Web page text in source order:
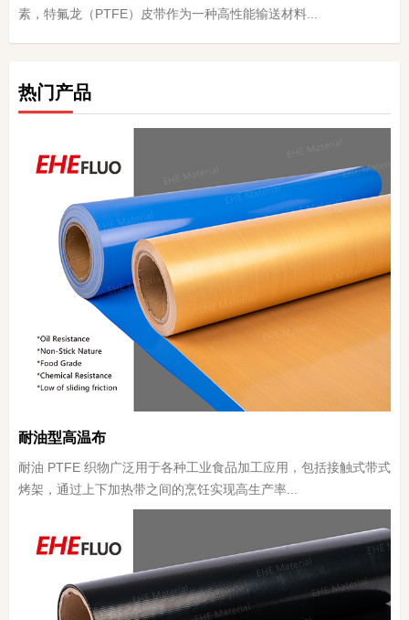
素，特氟龙（PTFE）皮带作为一种高性能输送材料...
热门产品
耐油型高温布
耐油 PTFE 织物广泛用于各种工业食品加工应用，包括接触式带式
烤架，通过上下加热带之间的烹饪实现高生产率...